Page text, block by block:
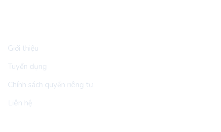
Giới thiệu
Tuyển dụng
Chính sách quyền riêng tư
Liên hệ